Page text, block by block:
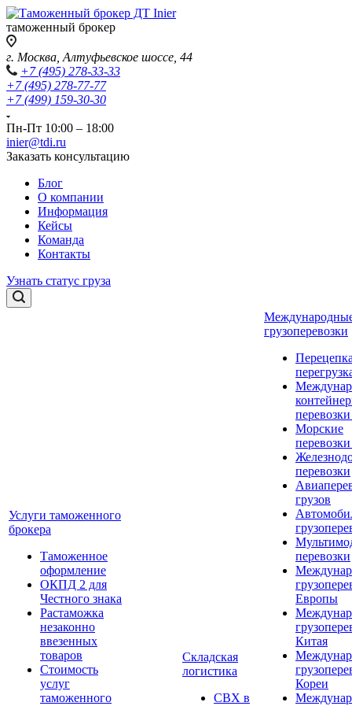
таможенный брокер
г. Москва, Алтуфьевское шоссе, 44
+7 (495) 278-33-33
+7 (495) 278-77-77
+7 (499) 159-30-30
Пн-Пт 10:00 – 18:00
inier@tdi.ru
Заказать консультацию
Блог
О компании
Информация
Кейсы
Команда
Контакты
Узнать статус груза
Услуги таможенного
брокера
Таможенное
оформление
ОКПД 2 для
Честного знака
Растаможка
незаконно
ввезенных
товаров
Стоимость
услуг
таможенного
Складская
логистика
СВХ в
грузоперевозки
Морские
перевозки
грузов
перевозки
Европы
Китая
Кореи